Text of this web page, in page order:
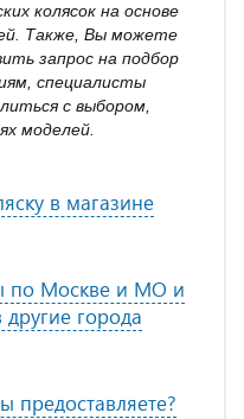
колясок на основе
Также, Вы можете
запрос на подбор
специалисты
с выбором,
моделей.
в магазине
по Москве и МО и
города
предоставляете?